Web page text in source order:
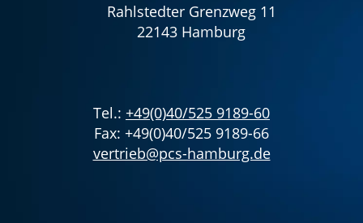
Rahlstedter Grenzweg 11
22143 Hamburg
Tel.: +49(0)40/525 9189-60
Fax: +49(0)40/525 9189-66
vertrieb@pcs-hamburg.de